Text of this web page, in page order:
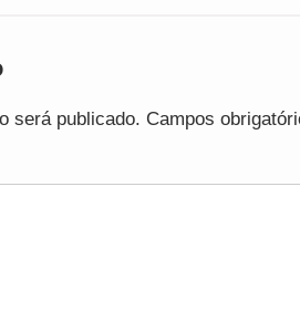
será publicado. Campos